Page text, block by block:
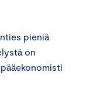
pieniä
on